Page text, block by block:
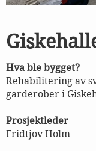
Hva ble bygget?
Rehabilitering av
garderober i
Prosjektleder
Fridtjov Holm